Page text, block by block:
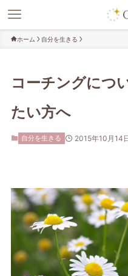
ホーム 自分を生きる
コーチングにつ
たい方へ
自分を生きる 2015年10月14